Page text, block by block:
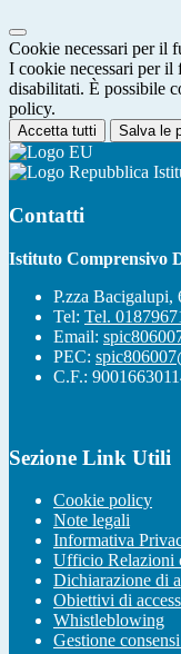
Cookie necessari per il
I cookie necessari per il
disabilitati. È possibile
policy.
Accetta tutti Salva le
Contatti
Istituto Comprensivo
P.zza
Tel: Tel.
Email:
PEC:
C.F.:
Sezione Link Utili
Cookie policy
Note legali
Informativa
Ufficio Relazioni
Dichiarazione di
Obiettivi di
Whistleblowing
Gestione